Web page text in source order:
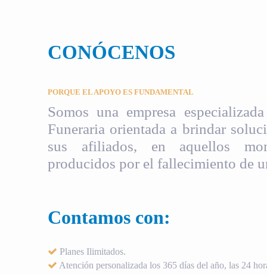
CONÓCENOS
PORQUE EL APOYO ES FUNDAMENTAL
Somos una empresa
Funeraria orientada a brindar
sus afiliados, en aquellos
producidos por el fallecimiento de
Contamos con:
Planes Ilimitados.
Atención personalizada los 365 días del año, las 24